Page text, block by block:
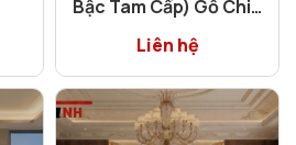
Bậc Tam Cấp) Gỗ Chiu
Liu
Liên hệ